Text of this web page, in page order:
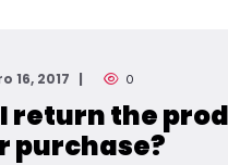
16, 2017 0
return the
purchase?